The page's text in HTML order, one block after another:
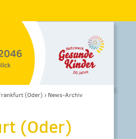
(Oder) › News-Archiv
(Oder)